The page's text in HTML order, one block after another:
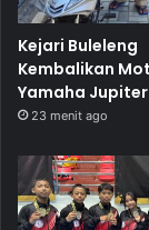
Kejari Buleleng
Kembalikan
Yamaha Jupiter
23 menit ago